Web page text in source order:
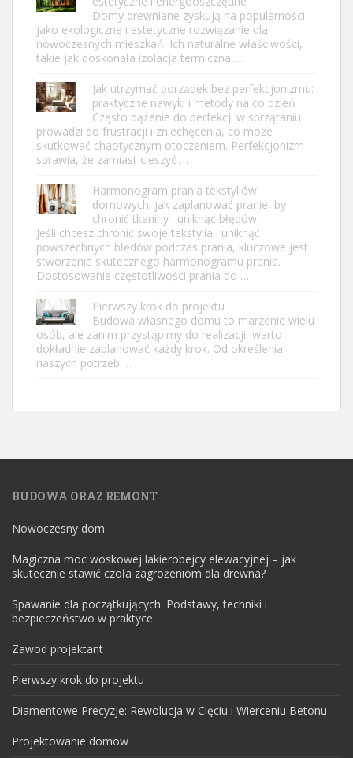
Domy drewniane zyskują na popularności
jako ekologiczne i estetyczne rozwiązanie dla
nowoczesnych mieszkań. Ich naturalne właściwości,
takie jak doskonała izolacja termiczna …
Jak utrzymać porządek bez perfekcjonizmu:
praktyczne nawyki i metody na co dzień
Często dążenie do perfekcji w sprzątaniu
prowadzi do frustracji i zniechęcenia, co może
skutkować chaotycznym otoczeniem. Perfekcjonizm
sprawia, że zamiast cieszyć …
Harmonogram prania tekstyliów
domowych: jak zaplanować pranie, by
chronić tkaniny i uniknąć błędów
Jeśli chcesz chronić swoje tekstylia i uniknąć
powszechnych błędów podczas prania, kluczowe jest
stworzenie skutecznego harmonogramu prania.
Dostosowanie częstotliwości prania do …
Pierwszy krok do projektu
Budowa własnego domu to marzenie wielu
osób, ale zanim przystąpimy do realizacji, warto
dokładnie zaplanować każdy krok. Od określenia
naszych potrzeb …
BUDOWA ORAZ REMONT
Nowoczesny dom
Magiczna moc woskowej lakierobejcy elewacyjnej – jak
skutecznie stawić czoła zagrożeniom dla drewna?
Spawanie dla początkujących: Podstawy, techniki i
bezpieczeństwo w praktyce
Zawod projektant
Pierwszy krok do projektu
Diamentowe Precyzje: Rewolucja w Cięciu i Wierceniu Betonu
Projektowanie domow